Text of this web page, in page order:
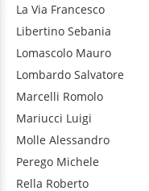
La Via Francesco
Libertino Sebania
Lomascolo Mauro
Lombardo Salvatore
Marcelli Romolo
Mariucci Luigi
Molle Alessandro
Perego Michele
Rella Roberto